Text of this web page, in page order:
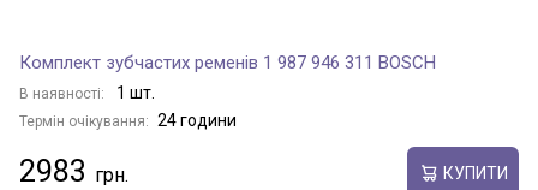
Комплект зубчастих ременів 1 987 946 311 BOSCH
В наявності: 1 шт.
Термін очікування: 24 години
2983 КУПИТИ